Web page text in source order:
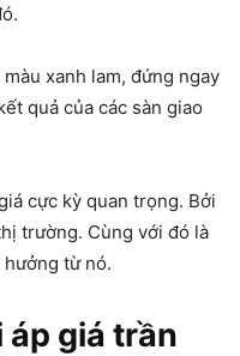
xanh lam, đứng ngay
quả của các sàn giao
cực kỳ quan trọng. Bởi
trường. Cùng với đó là
từ nó.
áp giá trần